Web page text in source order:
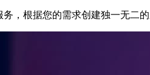
，根据您的需求创建独一无二